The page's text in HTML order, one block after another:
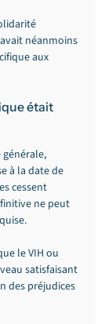
néanmoins
aux
était
à la date de
cessent
ne peut
le VIH ou
satisfaisant
des préjudices